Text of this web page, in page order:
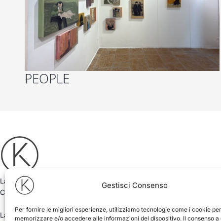
Gestisci Consenso
Per fornire le migliori esperienze, utilizziamo tecnologie come i cookie per
memorizzare e/o accedere alle informazioni del dispositivo. Il consenso a
PEOPLE
La Kyro Art Gallery, fondata nel 2018 da Antimo Pascale e Luigi
Ciurlia, opera nel mondo dell’arte contemporanea.
La galleria d’arte di Pietrasanta ospita ogni anno mostre